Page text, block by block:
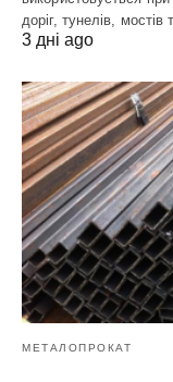
доріг, тунелів, мостів
3 дні ago
МЕТАЛОПРОКАТ